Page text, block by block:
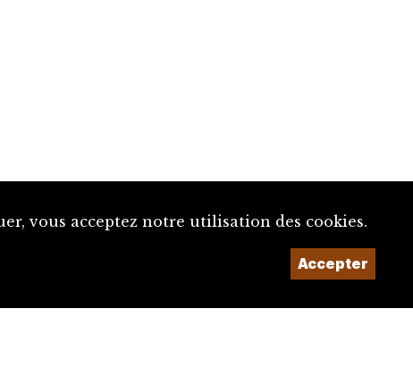
vous acceptez notre utilisation des cookies.
Accepter